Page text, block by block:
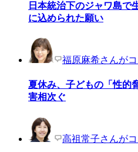
日本統治下のジャワ島
に込められた願い
福原麻希さんが
夏休み、子どもの「性的
害相次ぐ
高祖常子さんが